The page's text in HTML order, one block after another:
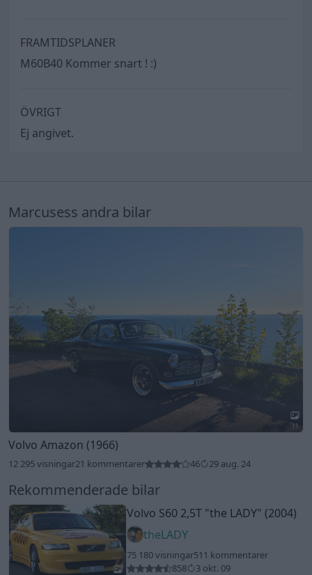
FRAMTIDSPLANER
M60B40 Kommer snart ! :)
ÖVRIGT
Ej angivet.
Marcusess andra bilar
11
Volvo Amazon (1966)
12 295 visningar21 kommentarer 46 29 aug. 24
Rekommenderade bilar
Volvo S60 2,5T "the LADY" (2004)
theLADY
75 180 visningar511 kommentarer
858
3 okt. 09